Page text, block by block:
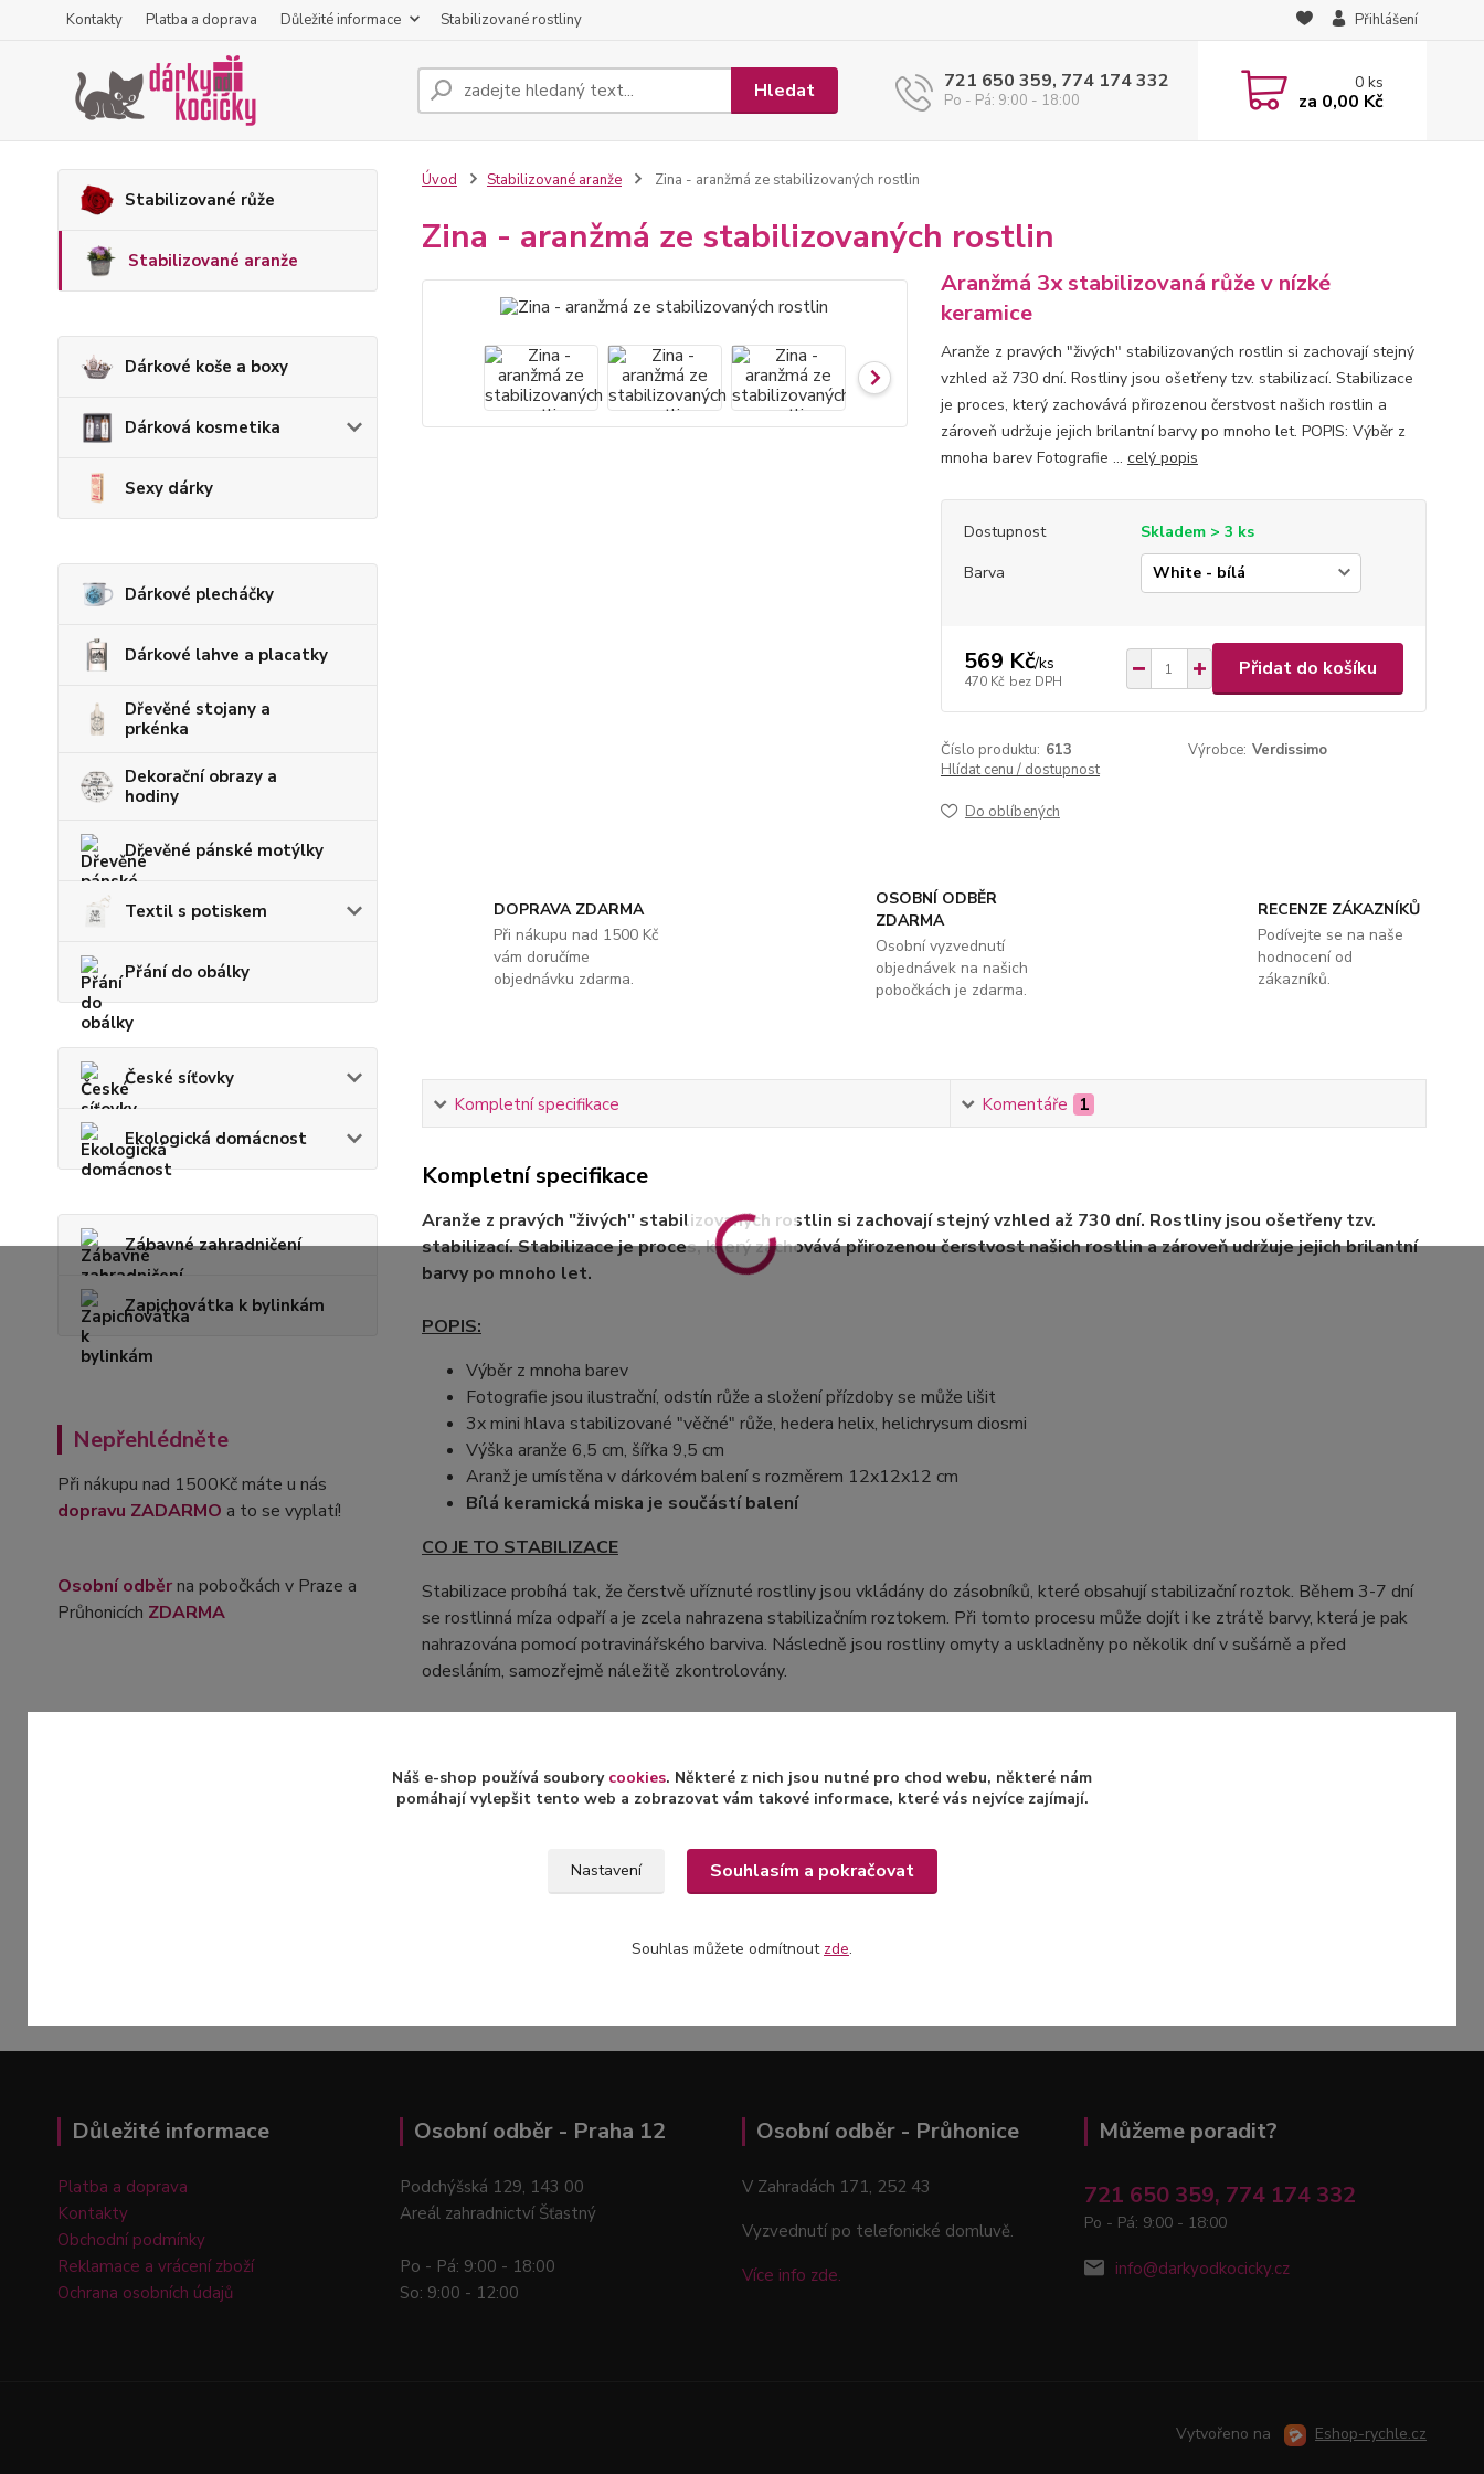
Kontakty Platba a doprava Důležité informace Stabilizované rostliny Přihlášení
Hledat 721 650 359, 774 174 332
Po - Pá: 9:00 - 18:00
0ks
za 0,00 Kč
Stabilizované růže
Stabilizované aranže
Dárkové koše a boxy
Dárková kosmetika
Sexy dárky
Dárkové plecháčky
Dárkové lahve a placatky
Dřevěné stojany a
prkénka
Dekorační obrazy a
hodiny
Dřevěné pánské motýlky
Textil s potiskem
Přání do obálky
České síťovky
Ekologická domácnost
Zábavné zahradničení
Zapichovátka k bylinkám
Nepřehlédněte
Při nákupu nad 1500Kč máte u nás
dopravu ZADARMO a to se vyplatí!
Osobní odběrna pobočkách v Praze a
Průhonicích ZDARMA
Úvod Stabilizované aranže Zina - aranžmá ze stabilizovaných rostlin
Zina - aranžmá ze stabilizovaných rostlin
Aranžmá 3x stabilizovaná růže v nízké
keramice
Aranže z pravých "živých" stabilizovaných rostlin si zachovají stejný
vzhled až 730 dní. Rostliny jsou ošetřeny tzv. stabilizací. Stabilizace
je proces, který zachovává přirozenou čerstvost našich rostlin a
zároveň udržuje jejich brilantní barvy po mnoho let. POPIS: Výběr z
mnoha barev Fotografie ... celý popis
Dostupnost
Skladem > 3 ks
Barva
569 Kč/ks
470 Kč bez DPH
Přidat do košíku
Číslo produktu: 613 Výrobce: Verdissimo
Hlídat cenu / dostupnost
Do oblíbených
DOPRAVA ZDARMA
Při nákupu nad 1500 Kč
vám doručíme
objednávku zdarma.
OSOBNÍ ODBĚR
ZDARMA
Osobní vyzvednutí
objednávek na našich
pobočkách je zdarma.
RECENZE ZÁKAZNÍKŮ
Podívejte se na naše
hodnocení od
zákazníků.
Kompletní specifikace Komentáře 1
Kompletní specifikace
Aranže z pravých "živých" stabilizovaných rostlin si zachovají stejný vzhled až 730 dní. Rostliny jsou ošetřeny tzv.
stabilizací. Stabilizace je proces, který zachovává přirozenou čerstvost našich rostlin a zároveň udržuje jejich brilantní
barvy po mnoho let.
POPIS:
Výběr z mnoha barev
Fotografie jsou ilustrační, odstín růže a složení přízdoby se může lišit
3x mini hlava stabilizované "věčné" růže, hedera helix, helichrysum diosmi
Výška aranže 6,5 cm, šířka 9,5 cm
Aranž je umístěna v dárkovém balení s rozměrem 12x12x12 cm
Bílá keramická miska je součástí balení
CO JE TO STABILIZACE
Stabilizace probíhá tak, že čerstvě uříznuté rostliny jsou vkládány do zásobníků, které obsahují stabilizační roztok. Během 3-7 dní
se rostlinná míza odpaří a je zcela nahrazena stabilizačním roztokem. Při tomto procesu může dojít i ke ztrátě barvy, která je pak
nahrazována pomocí potravinářského barviva. Následně jsou rostliny omyty a uskladněny po několik dní v sušárně a před
odesláním, samozřejmě náležitě zkontrolovány.
Důležité informace
Platba a doprava
Kontakty
Obchodní podmínky
Reklamace a vrácení zboží
Ochrana osobních údajů
Osobní odběr - Praha 12
Podchýšská 129, 143 00
Areál zahradnictví Šťastný
Po - Pá: 9:00 - 18:00
So: 9:00 - 12:00
Osobní odběr - Průhonice
V Zahradách 171, 252 43
Vyzvednutí po telefonické domluvě.
Více info zde.
Můžeme poradit?
721 650 359, 774 174 332
Po - Pá: 9:00 - 18:00
info@darkyodkocicky.cz
Vytvořeno na Eshop-rychle.cz
Náš e-shop používá soubory cookies. Některé z nich jsou nutné pro chod webu, některé nám
pomáhají vylepšit tento web a zobrazovat vám takové informace, které vás nejvíce zajímají.
Nastavení Souhlasím a pokračovat
Souhlas můžete odmítnout zde.